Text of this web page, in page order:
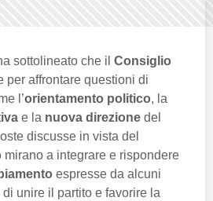
sottolineato che il Consiglio
per affrontare questioni di
l’orientamento politico, la
e la nuova direzione del
discusse in vista del
mirano a integrare e rispondere
espresse da alcuni
di unire il partito e favorire la